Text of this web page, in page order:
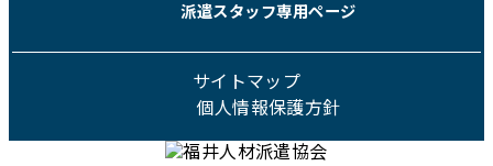
派遣スタッフ専用ページ
サイトマップ
個人情報保護方針